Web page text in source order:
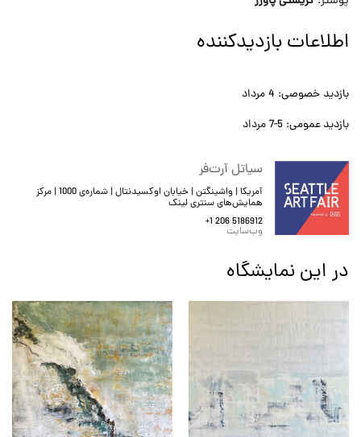
اطلاعات بازدیدکننده
بازدید خصوصی: 4 مرداد
بازدید عمومی: 5-7 مرداد
سیاتل آرت‌فر
آمریکا | واشینگتن | خیابان اوکسیدنتال | شماره‌ی 1000 | مرکز
همایش‌های سنتری لینک
+1 206 5186912
وب‌سایت
در این نمایشگاه